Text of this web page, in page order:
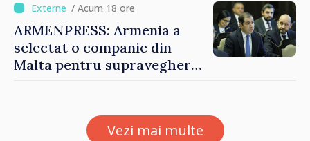
bază al oamenilor”
/ Acum 18 ore
ARMENPRESS: Armenia a
selectat o companie din
Malta pentru supravegherea
Vezi mai multe